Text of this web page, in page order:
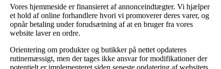
Vores hjemmeside er finansieret af annonceindtægter. Vi hjælper
et hold af online forhandlere hvori vi promoverer deres varer, og
opnår betaling under forudsætning af at en bruger fra vores
website laver en ordre.
Orientering om produkter og butikker på nettet opdateres
rutinemæssigt, men der tages ikke ansvar for modifikationer der
potentielt er implementeret siden seneste opdatering af websitets